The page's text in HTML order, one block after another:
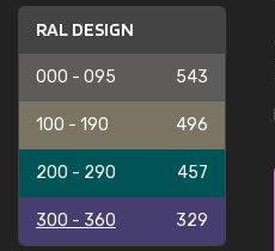
RAL DESIGN
000 - 095 543
100 - 190 496
200 - 290 457
300 - 360 329